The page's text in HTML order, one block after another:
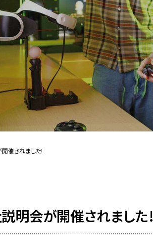
催されました!
明会が開催されました!